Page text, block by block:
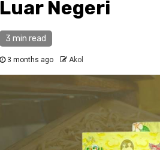
Luar Negeri
3 min read
3 months ago Akol